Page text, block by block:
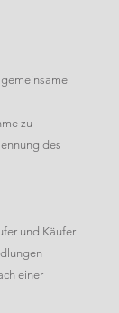
zu
des
und Käufer
einer